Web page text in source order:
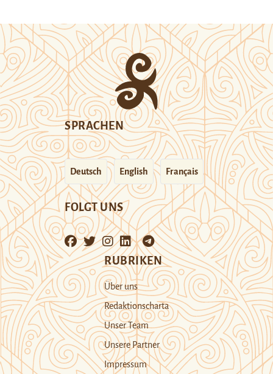
SPRACHEN
Deutsch English Français
FOLGT UNS
RUBRIKEN
Über uns
Redaktionscharta
Unser Team
Unsere Partner
Impressum